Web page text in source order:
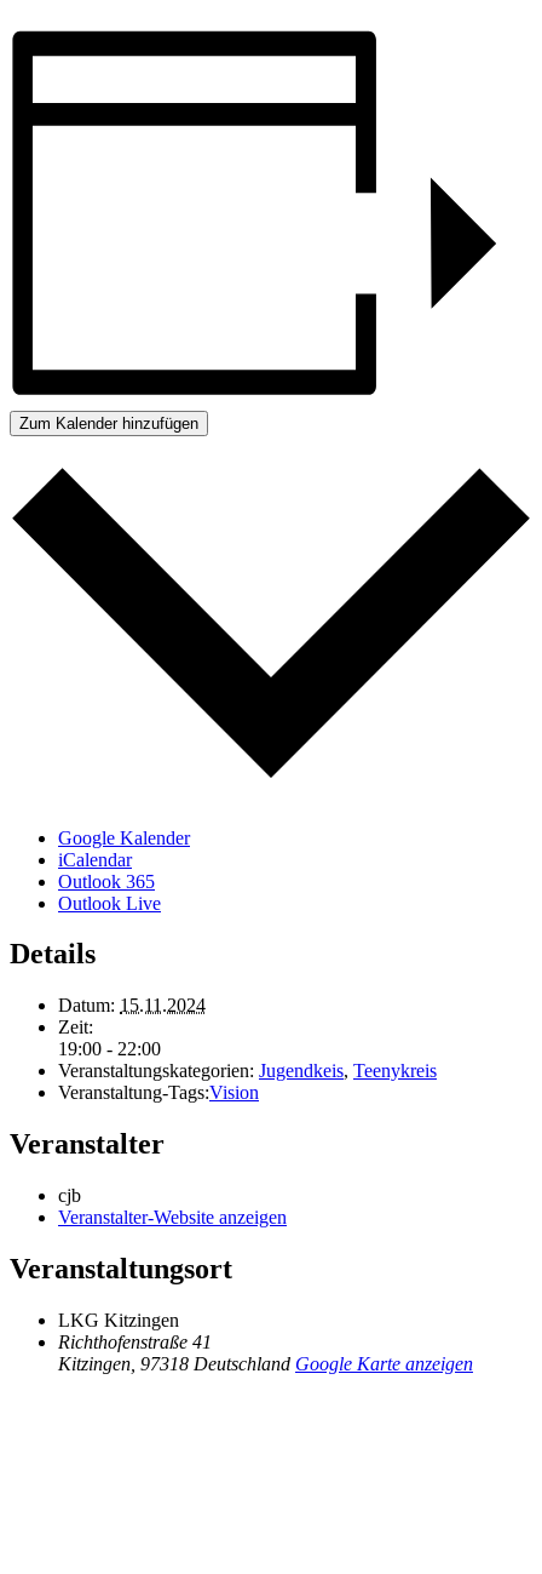
Zum Kalender hinzufügen
Google Kalender
iCalendar
Outlook 365
Outlook Live
Details
Datum: 15.11.2024
Zeit:
19:00 - 22:00
Veranstaltungskategorien: Jugendkeis, Teenykreis
Veranstaltung-Tags:Vision
Veranstalter
cjb
Veranstalter-Website anzeigen
Veranstaltungsort
LKG Kitzingen
Richthofenstraße 41
Kitzingen 97318 Deutschland Google Karte anzeigen